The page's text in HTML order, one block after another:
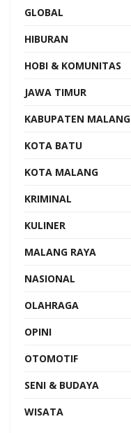
GLOBAL
HIBURAN
HOBI & KOMUNITAS
JAWA TIMUR
KABUPATEN MALANG
KOTA BATU
KOTA MALANG
KRIMINAL
KULINER
MALANG RAYA
NASIONAL
OLAHRAGA
OPINI
OTOMOTIF
SENI & BUDAYA
WISATA